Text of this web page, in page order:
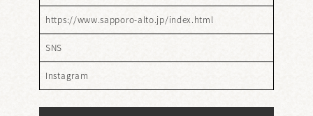
https://www.sapporo-alto.jp/index.html
SNS
Instagram